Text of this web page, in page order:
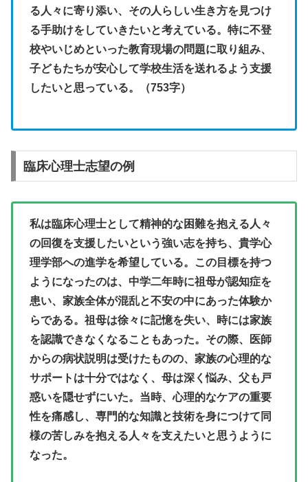
る人々に寄り添い、その人らしい生き方を見つけ
る手助けをしていきたいと考えている。特に不登
校やいじめといった教育現場の問題に取り組み、
子どもたちが安心して学校生活を送れるよう支援
したいと思っている。（753字）
臨床心理士志望の例
私は臨床心理士として精神的な困難を抱える人々
の回復を支援したいという強い志を持ち、貴学心
理学部への進学を希望している。この目標を持つ
ようになったのは、中学二年時に祖母が認知症を
患い、家族全体が混乱と不安の中にあった体験か
らである。祖母は徐々に記憶を失い、時には家族
を認識できなくなることもあった。その際、医師
からの病状説明は受けたものの、家族の心理的な
サポートは十分ではなく、母は深く悩み、父も戸
惑いを隠せずにいた。当時、心理的なケアの重要
性を痛感し、専門的な知識と技術を身につけて同
様の苦しみを抱える人々を支えたいと思うように
なった。